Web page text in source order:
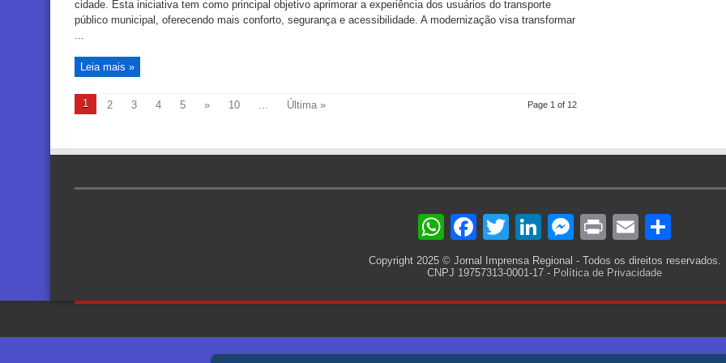
cidade. Esta iniciativa tem como principal objetivo aprimorar a experiência dos usuários do transporte
público municipal, oferecendo mais conforto, segurança e acessibilidade. A modernização visa transformar
...
Leia mais »
Page 1 of 12
1 2 3 4 5 » 10 ... Última »
WhatsApp
Facebook
TwitterLinkedIn
Messenger
PrintEmail
Copyright 2025 © Jornal Imprensa Regional - Todos os direitos reservados.
CNPJ 19757313-0001-17 - Política de Privacidade